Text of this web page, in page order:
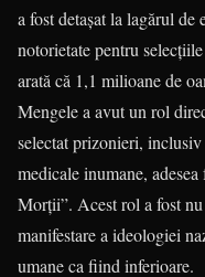
a fost detașat la lagărul
notorietate pentru
arată că 1,1 milioane de
Mengele a avut un rol
selectat prizonieri,
medicale inumane,
Morții”. Acest rol a fost
manifestare a ideologiei
umane ca fiind inferioare.